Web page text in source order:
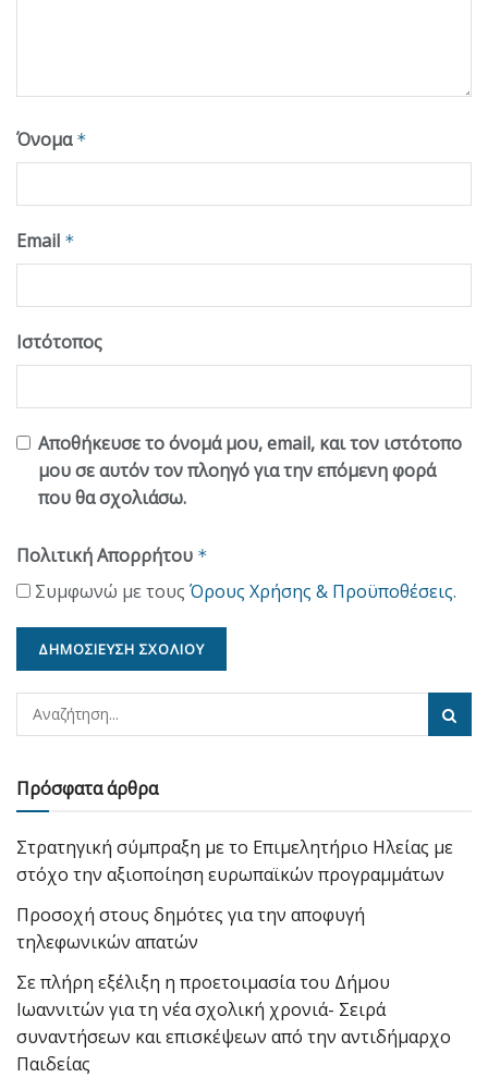
Όνομα *
Email *
Ιστότοπος
Αποθήκευσε το όνομά μου, email, και τον ιστότοπο
μου σε αυτόν τον πλοηγό για την επόμενη φορά
που θα σχολιάσω.
Πολιτική Απορρήτου *
Συμφωνώ με τους Όρους Χρήσης & Προϋποθέσεις.
Πρόσφατα άρθρα
Στρατηγική σύμπραξη με το Επιμελητήριο Ηλείας με
στόχο την αξιοποίηση ευρωπαϊκών προγραμμάτων
Προσοχή στους δημότες για την αποφυγή
τηλεφωνικών απατών
Σε πλήρη εξέλιξη η προετοιμασία του Δήμου
Ιωαννιτών για τη νέα σχολική χρονιά- Σειρά
συναντήσεων και επισκέψεων από την αντιδήμαρχο
Παιδείας